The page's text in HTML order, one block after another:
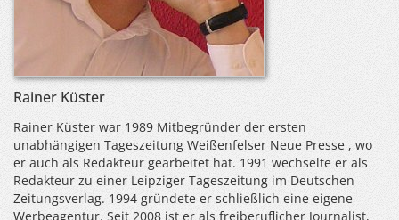
Rainer Küster
Rainer Küster war 1989 Mitbegründer der ersten
unabhängigen Tageszeitung Weißenfelser Neue Presse , wo
er auch als Redakteur gearbeitet hat. 1991 wechselte er als
Redakteur zu einer Leipziger Tageszeitung im Deutschen
Zeitungsverlag. 1994 gründete er schließlich eine eigene
Werbeagentur. Seit 2008 ist er als freiberuflicher Journalist,